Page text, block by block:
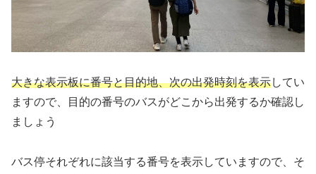
大きな表示板に番号と目的地、次の出発時刻を表示してい
ますので、目的の番号のバスがどこから出発するか確認し
ましょう
バス停それぞれに該当する番号を表示していますので、そ